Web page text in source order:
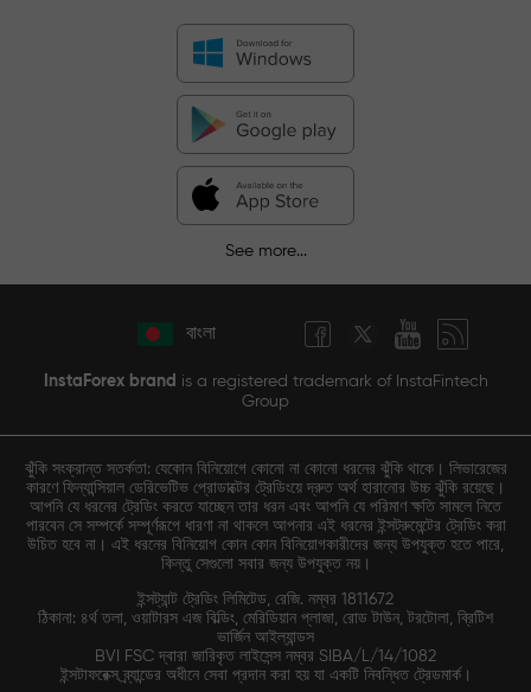
See more...
বাংলা
InstaForex brand is a registered trademark of InstaFintech
Group
ঝুঁকি সংক্রান্ত সতর্কতা: যেকোন বিনিয়োগে কোনো না কোনো ধরনের ঝুঁকি থাকে। লিভারেজের
কারণে ফিন্যান্সিয়াল ডেরিভেটিভ প্রোডাক্টের ট্রেডিংয়ে দ্রুত অর্থ হারানোর উচ্চ ঝুঁকি রয়েছে।
আপনি যে ধরনের ট্রেডিং করতে যাচ্ছেন তার ধরন এবং আপনি যে পরিমাণ ক্ষতি সামলে নিতে
পারবেন সে সম্পর্কে সম্পূর্ণরূপে ধারণা না থাকলে আপনার এই ধরনের ইন্সট্রুমেন্টের ট্রেডিং করা
উচিত হবে না। এই ধরনের বিনিয়োগ কোন কোন বিনিয়োগকারীদের জন্য উপযুক্ত হতে পারে,
কিন্তু সেগুলো সবার জন্য উপযুক্ত নয়।
ইন্সট্যান্ট ট্রেডিং লিমিটেড, রেজি. নম্বর 1811672
ঠিকানা: ৪র্থ তলা, ওয়াটারস এজ বিল্ডিং, মেরিডিয়ান প্লাজা, রোড টাউন, টরটোলা, ব্রিটিশ
ভার্জিন আইল্যান্ডস
BVI FSC দ্বারা জারিকৃত লাইসেন্স নম্বর SIBA/L/14/1082
ইন্সটাফরেক্স ব্র্যান্ডের অধীনে সেবা প্রদান করা হয় যা একটি নিবন্ধিত ট্রেডমার্ক।